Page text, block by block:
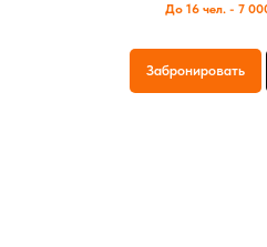
До 16 чел. - 7
Забронировать